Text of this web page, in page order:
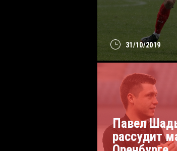
31/10/2019
Павел
рассудит